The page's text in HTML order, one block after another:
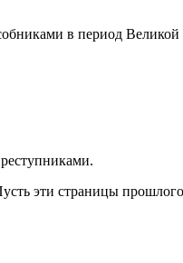
в период
эти страницы